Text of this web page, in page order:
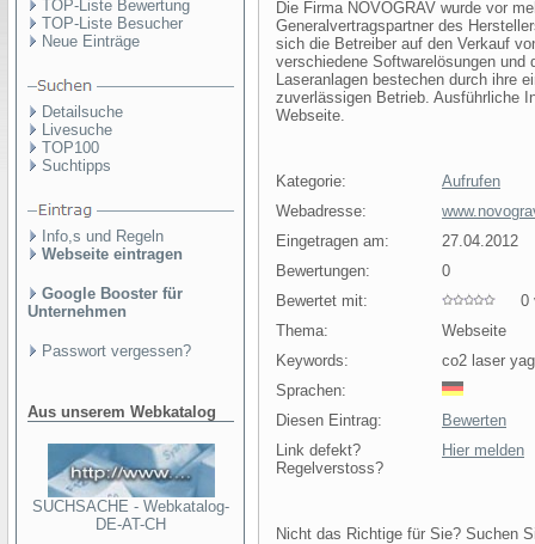
TOP-Liste Bewertung
TOP-Liste Besucher
Neue Einträge
Detailsuche
Livesuche
TOP100
Suchtipps
Info,s und Regeln
Webseite eintragen
Google Booster für
Unternehmen
Passwort vergessen?
Aus unserem Webkatalog
SUCHSACHE - Webkatalog-
DE-AT-CH
Die Firma NOVOGRAV wurde vor
Generalvertragspartner des
sich die Betreiber auf den Verkauf
verschiedene Softwarelösungen
Laseranlagen bestechen durch ihre
zuverlässigen Betrieb. Ausführliche
Webseite.
Kategorie:
Aufrufen
Webadresse:
Eingetragen am:
27.04.2012
Bewertungen:
0
Bewertet mit:
0
Thema:
Webseite
Keywords:
co2 laser
Sprachen:
Diesen Eintrag:
Bewerten
Link defekt?
Regelverstoss?
Hier melden
Nicht das Richtige für Sie? Suchen